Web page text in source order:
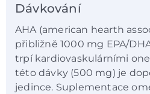
Dávkování
AHA (american hearth
přibližně 1000 mg EPA/
trpí kardiovaskulárními
této dávky (500 mg) je
jedince. Suplementace